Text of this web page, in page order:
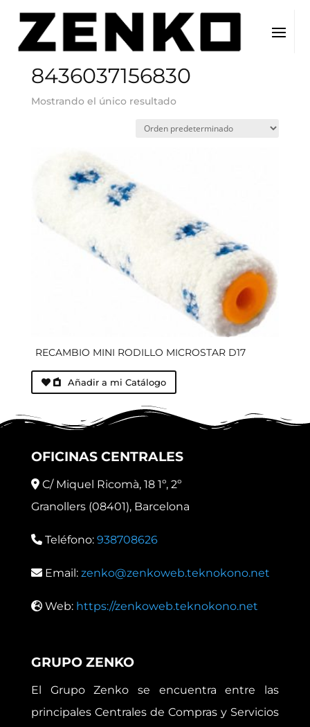
Inicio / EAN del producto / 8436037156830
8436037156830
Mostrando el único resultado
RECAMBIO MINI RODILLO MICROSTAR D17
Añadir a mi Catálogo
OFICINAS CENTRALES
C/ Miquel Ricomà, 18 1º, 2º
Granollers (08401), Barcelona
Teléfono: 938708626
Email: zenko@zenkoweb.teknokono.net
Web: https://zenkoweb.teknokono.net
GRUPO ZENKO
El Grupo Zenko se encuentra entre las
principales Centrales de Compras y Servicios